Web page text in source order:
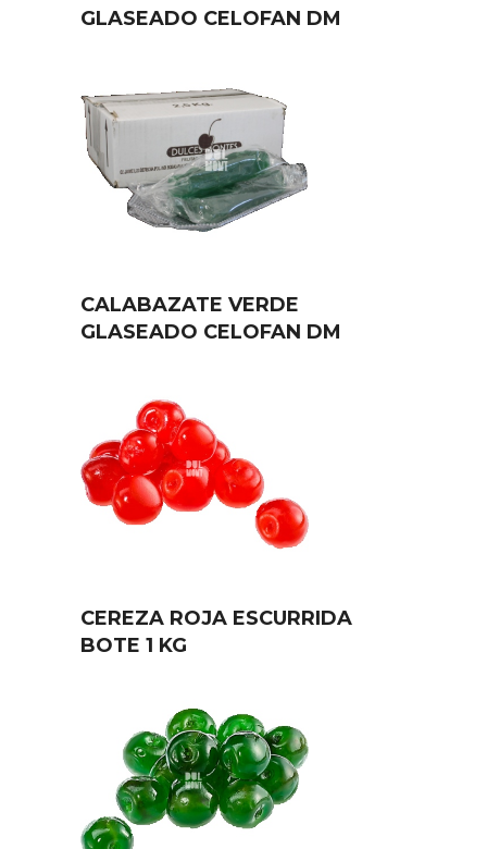
GLASEADO CELOFAN DM
CALABAZATE VERDE
GLASEADO CELOFAN DM
CEREZA ROJA ESCURRIDA
BOTE 1 KG